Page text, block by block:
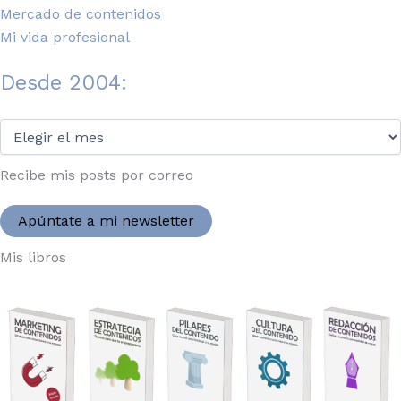
Mercado de contenidos
Mi vida profesional
Desde 2004:
2004:
Recibe mis posts por correo
Apúntate a mi newsletter
Mis libros